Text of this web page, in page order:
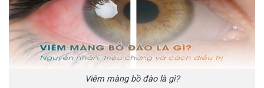
Viêm màng bồ đào là gì?